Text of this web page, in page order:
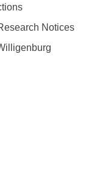
Notices